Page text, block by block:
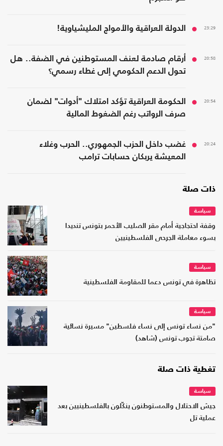
23:29 الدولة العراقية والأمواج المليشياوية!
20:58
أرقام صادمة لعنف المستوطنين في الضفة.. هل
تحول الدعم الحكومي إلى غطاء رسمي؟
20:54
الحكومة العراقية تؤكد امتلاك "أدوات" لضمان
صرف الرواتب رغم الضغوط المالية
20:24
غضب داخل الحزب الجمهوري.. الحرب وغلاء
المعيشة يربكان حسابات ترامب
ذات صلة
سياسة
وقفة احتجاجية أمام مقر الصليب الأحمر بتونس تنديدا
بسوء معاملة الجرحى الفلسطينيين
سياسة
تظاهرة في تونس دعما للمقاومة الفلسطينية
سياسة
"من نساء تونس إلى نساء فلسطين" مسيرة نسائية
صامتة تجوب تونس (شاهد)
تغطية ذات صلة
سياسة
جيش الاحتلال والمستوطنون ينكّلون بالفلسطينيين بعد
عملية تل